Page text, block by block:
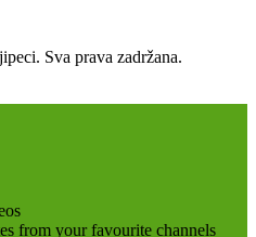
Sva prava zadržana.
from your favourite channels